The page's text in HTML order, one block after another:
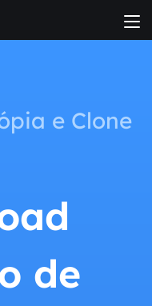
e Clone
de